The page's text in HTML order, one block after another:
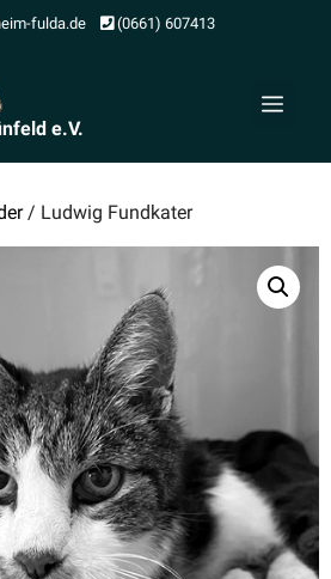
fulda.de (0661) 607413
e.V.
/ Ludwig Fundkater